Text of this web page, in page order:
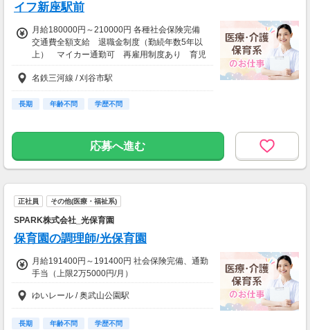
イフ新座駅前
月給180000円～210000円 各種社会保険完備
交通費全額支給 退職金制度（勤続年数5年以
上） マイカー通勤可 再雇用制度あり 育児
休暇・介護休暇制度取得実績あり 社内食1食2
00円 マスク1日1枚支給 制服貸与
名鉄三河線 / 刈谷市駅
長期 年齢不問 学歴不問
応募へ進む
正社員 その他(医療・福祉系)
SPARK株式会社_光保育園
保育園の調理師/光保育園
月給191400円～191400円 社会保険完備、通勤
手当（上限2万5000円/月）
ゆいレール / 奥武山公園駅
長期 年齢不問 学歴不問